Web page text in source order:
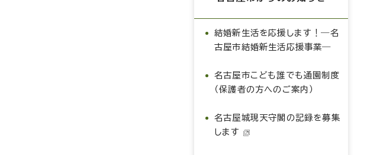
結婚新生活を応援します！―名
古屋市結婚新生活応援事業―
名古屋市こども誰でも通園制度
（保護者の方へのご案内）
名古屋城現天守閣の記録を募集
します